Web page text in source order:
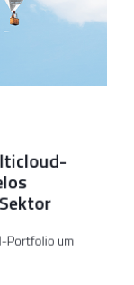
Portfolio um